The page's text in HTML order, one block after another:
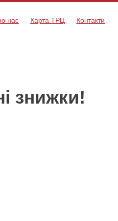
нас Карта ТРЦ Контакти
знижки!